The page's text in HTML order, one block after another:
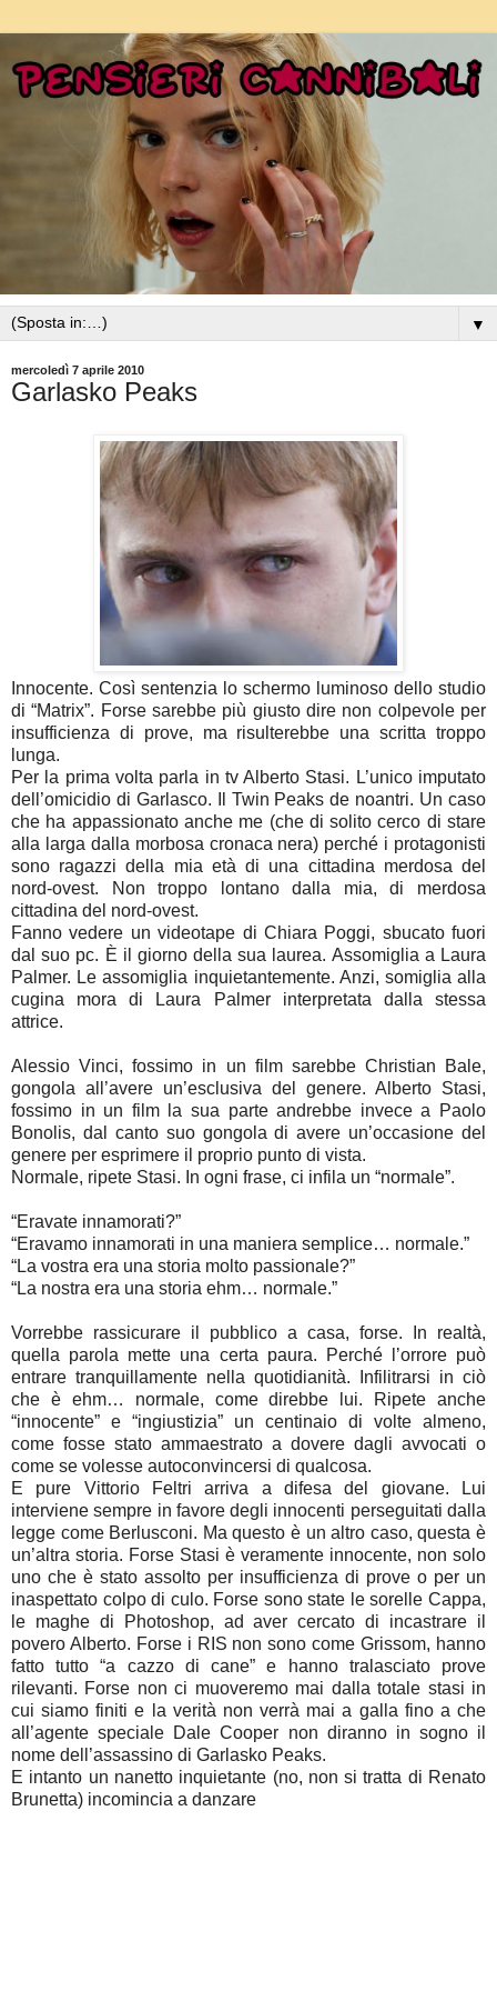
▼
mercoledì 7 aprile 2010
Garlasko Peaks
Innocente. Così sentenzia lo schermo luminoso dello studio
di “Matrix”. Forse sarebbe più giusto dire non colpevole per
insufficienza di prove, ma risulterebbe una scritta troppo
lunga.
Per la prima volta parla in tv Alberto Stasi. L’unico imputato
dell’omicidio di Garlasco. Il Twin Peaks de noantri. Un caso
che ha appassionato anche me (che di solito cerco di stare
alla larga dalla morbosa cronaca nera) perché i protagonisti
sono ragazzi della mia età di una cittadina merdosa del
nord-ovest. Non troppo lontano dalla mia, di merdosa
cittadina del nord-ovest.
Fanno vedere un videotape di Chiara Poggi, sbucato fuori
dal suo pc. È il giorno della sua laurea. Assomiglia a Laura
Palmer. Le assomiglia inquietantemente. Anzi, somiglia alla
cugina mora di Laura Palmer interpretata dalla stessa
attrice.
Alessio Vinci, fossimo in un film sarebbe Christian Bale,
gongola all’avere un’esclusiva del genere. Alberto Stasi,
fossimo in un film la sua parte andrebbe invece a Paolo
Bonolis, dal canto suo gongola di avere un’occasione del
genere per esprimere il proprio punto di vista.
Normale, ripete Stasi. In ogni frase, ci infila un “normale”.
“Eravate innamorati?”
“Eravamo innamorati in una maniera semplice… normale.”
“La vostra era una storia molto passionale?”
“La nostra era una storia ehm… normale.”
Vorrebbe rassicurare il pubblico a casa, forse. In realtà,
quella parola mette una certa paura. Perché l’orrore può
entrare tranquillamente nella quotidianità. Infilitrarsi in ciò
che è ehm… normale, come direbbe lui. Ripete anche
“innocente” e “ingiustizia” un centinaio di volte almeno,
come fosse stato ammaestrato a dovere dagli avvocati o
come se volesse autoconvincersi di qualcosa.
E pure Vittorio Feltri arriva a difesa del giovane. Lui
interviene sempre in favore degli innocenti perseguitati dalla
legge come Berlusconi. Ma questo è un altro caso, questa è
un’altra storia. Forse Stasi è veramente innocente, non solo
uno che è stato assolto per insufficienza di prove o per un
inaspettato colpo di culo. Forse sono state le sorelle Cappa,
le maghe di Photoshop, ad aver cercato di incastrare il
povero Alberto. Forse i RIS non sono come Grissom, hanno
fatto tutto “a cazzo di cane” e hanno tralasciato prove
rilevanti. Forse non ci muoveremo mai dalla totale stasi in
cui siamo finiti e la verità non verrà mai a galla fino a che
all’agente speciale Dale Cooper non diranno in sogno il
nome dell’assassino di Garlasko Peaks.
E intanto un nanetto inquietante (no, non si tratta di Renato
Brunetta) incomincia a danzare